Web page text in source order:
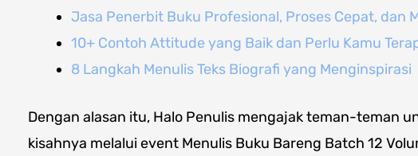
Jasa Penerbit Buku Profesional, Proses Cepat, dan
10+ Contoh Attitude yang Baik dan Perlu Kamu
8 Langkah Menulis Teks Biografi yang Menginspirasi
Dengan alasan itu, Halo Penulis mengajak teman-teman
kisahnya melalui event Menulis Buku Bareng Batch 12